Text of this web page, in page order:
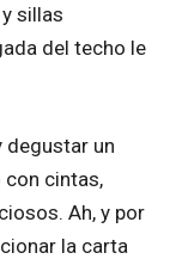
sillas
del techo le
degustar un
cintas,
Ah, y por
la carta